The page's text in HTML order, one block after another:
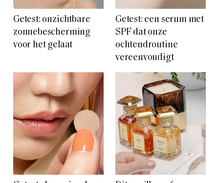
Getest: onzichtbare
zonnebescherming
voor het gelaat
Getest: een serum met
SPF dat onze
ochtendroutine
vereenvoudigt